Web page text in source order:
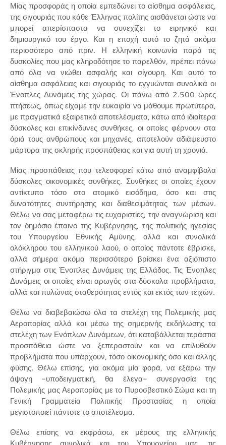
Μίας προσφοράς η οποία εμπεδώνει το αίσθημα ασφάλειας,
της σιγουριάς που κάθε Έλληνας πολίτης αισθάνεται ώστε να
μπορεί απερίσπαστα να συνεχίζει το ειρηνικό και
δημιουργικό του έργο. Και η εποχή αυτό το ζητά ακόμα
περισσότερο από πριν. Η ελληνική κοινωνία παρά τις
δυσκολίες που μας κληροδότησε το παρελθόν, πρέπει πάνω
από όλα να νιώθει ασφαλής και σίγουρη. Και αυτό το
αίσθημα ασφάλειας και σιγουριάς το εγγυώνται συνολικά οι
Ένοπλες Δυνάμεις της χώρας. Οι πάνω από 2.500 ώρες
πτήσεως, όπως είχαμε την ευκαιρία να μάθουμε πρωτύτερα,
με πραγματικά εξαιρετικά αποτελέσματα, κάτω από ιδιαίτερα
δύσκολες και επικίνδυνες συνθήκες, οι οποίες φέρνουν στα
όριά τους ανθρώπους και μηχανές, αποτελούν αδιάψευστο
μάρτυρα της σκληρής προσπάθειας και για αυτή τη χρονιά.
Μίας προσπάθειας που τελεσφορεί κάτω από αναμφίβολα
δύσκολες οικονομικές συνθήκες. Συνθήκες οι οποίες έχουν
αντίκτυπο τόσο στο ατομικό εισόδημα, όσο και στις
δυνατότητες συντήρησης και διαθεσιμότητας των μέσων.
Θέλω να σας μεταφέρω τις ευχαριστίες, την αναγνώριση και
τον δημόσιο έπαινο της Κυβέρνησης, της πολιτικής ηγεσίας
του Υπουργείου Εθνικής Αμύνης, αλλά και συνολικά
ολόκληρου του ελληνικού λαού, ο οποίος πάντοτε έβρισκε,
αλλά σήμερα ακόμα περισσότερο βρίσκει ένα αξιόπιστο
στήριγμα στις Ένοπλες Δυνάμεις της Ελλάδος. Τις Ένοπλες
Δυνάμεις οι οποίες είναι αρωγός στα δύσκολα προβλήματα,
αλλά και πυλώνας σταθερότητας εντός και εκτός των τειχών.
Θέλω να διαβεβαιώσω όλα τα στελέχη της Πολεμικής μας
Αεροπορίας αλλά και μέσω της σημερινής εκδήλωσης τα
στελέχη των Ενόπλων Δυνάμεων, ότι καταβάλλεται τεράστια
προσπάθεια ώστε να ξεπεραστούν και να επιλυθούν
προβλήματα που υπάρχουν, τόσο οικονομικής όσο και άλλης
φύσης. Θέλω επίσης, για ακόμα μία φορά, να εξάρω την
άψογη -υποδειγματική, θα έλεγα- συνεργασία της
Πολεμικής μας Αεροπορίας με το Πυροσβεστικό Σώμα και τη
Γενική Γραμματεία Πολιτικής Προστασίας η οποία
μεγιστοποιεί πάντοτε το αποτέλεσμα.
Θέλω επίσης να εκφράσω, εκ μέρους της ελληνικής